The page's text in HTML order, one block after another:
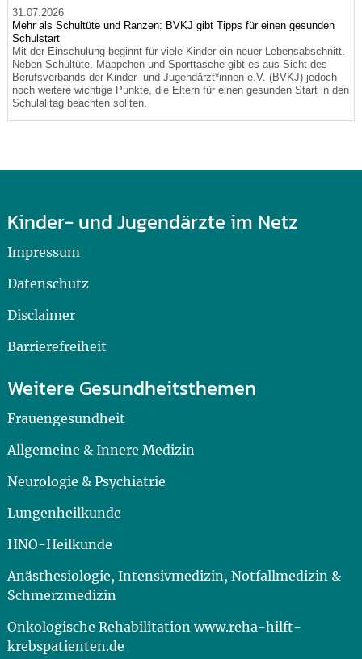
31.07.2026
Mehr als Schultüte und Ranzen: BVKJ gibt Tipps für einen gesunden
Schulstart
Mit der Einschulung beginnt für viele Kinder ein neuer Lebensabschnitt.
Neben Schultüte, Mäppchen und Sporttasche gibt es aus Sicht des
Berufsverbands der Kinder- und Jugendärzt*innen e.V. (BVKJ) jedoch
noch weitere wichtige Punkte, die Eltern für einen gesunden Start in den
Schulalltag beachten sollten.
Kinder- und Jugendärzte im Netz
Impressum
Datenschutz
Disclaimer
Barrierefreiheit
Weitere Gesundheitsthemen
Frauengesundheit
Allgemeine & Innere Medizin
Neurologie & Psychiatrie
Lungenheilkunde
HNO-Heilkunde
Anästhesiologie, Intensivmedizin, Notfallmedizin &
Schmerzmedizin
Onkologische Rehabilitation www.reha-hilft-
krebspatienten.de